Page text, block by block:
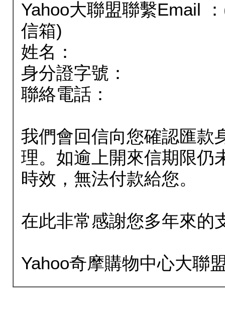
Yahoo大聯盟聯繫Email
信箱)
姓名：
身分證字號：
聯絡電話：
我們會回信向您確認匯款
理。如逾上開來信期限仍
時效，無法付款給您。
在此非常感謝您多年來的
Yahoo奇摩購物中心大